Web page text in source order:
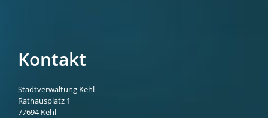
Kontakt
Stadtverwaltung Kehl
Rathausplatz 1
77694 Kehl